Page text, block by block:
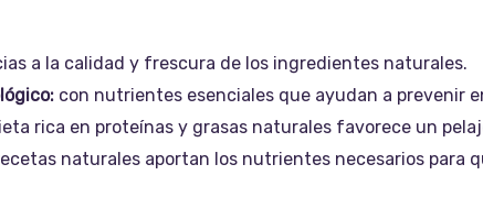
a la calidad y frescura de los ingredientes naturales.
con nutrientes esenciales que ayudan a prevenir
rica en proteínas y grasas naturales favorece un
naturales aportan los nutrientes necesarios para